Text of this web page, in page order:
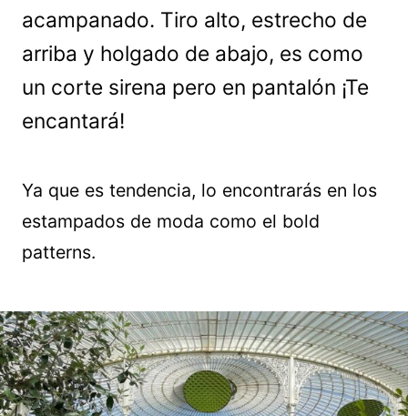
acampanado. Tiro alto, estrecho de
arriba y holgado de abajo, es como
un corte sirena pero en pantalón ¡Te
encantará!
Ya que es tendencia, lo encontrarás en los
estampados de moda como el bold
patterns.